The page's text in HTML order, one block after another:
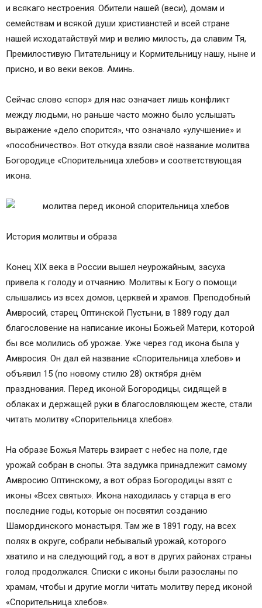
и всякаго нестроения. Обители нашей (веси), домам и
семействам и всякой души христианстей и всей стране
нашей исходатайствуй мир и велию милость, да славим Тя,
Премилостивую Питательницу и Кормительницу нашу, ныне и
присно, и во веки веков. Аминь.
Сейчас слово «спор» для нас означает лишь конфликт
между людьми, но раньше часто можно было услышать
выражение «дело спорится», что означало «улучшение» и
«пособничество». Вот откуда взяли своё название молитва
Богородице «Спорительница хлебов» и соответствующая
икона.
История молитвы и образа
Конец XIX века в России вышел неурожайным, засуха
привела к голоду и отчаянию. Молитвы к Богу о помощи
слышались из всех домов, церквей и храмов. Преподобный
Амвросий, старец Оптинской Пустыни, в 1889 году дал
благословение на написание иконы Божьей Матери, которой
бы все молились об урожае. Уже через год икона была у
Амвросия. Он дал ей название «Спорительница хлебов» и
объявил 15 (по новому стилю 28) октября днём
празднования. Перед иконой Богородицы, сидящей в
облаках и держащей руки в благословляющем жесте, стали
читать молитву «Спорительница хлебов».
На образе Божья Матерь взирает с небес на поле, где
урожай собран в снопы. Эта задумка принадлежит самому
Амвросию Оптинскому, а вот образ Богородицы взят с
иконы «Всех святых». Икона находилась у старца в его
последние годы, которые он посвятил созданию
Шамординского монастыря. Там же в 1891 году, на всех
полях в округе, собрали небывалый урожай, которого
хватило и на следующий год, а вот в других районах страны
голод продолжался. Списки с иконы были разосланы по
храмам, чтобы и другие могли читать молитву перед иконой
«Спорительница хлебов».